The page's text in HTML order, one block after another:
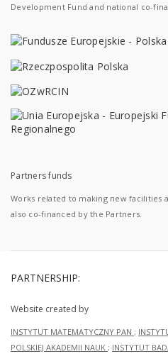
Development Fund and national co-
Partners funds
Works related to making new facilities
also co-financed by the Partners.
PARTNERSHIP:
Website created by
INSTYTUT MATEMATYCZNY PAN ;
POLSKIEJ AKADEMII NAUK ; INSTYTUT